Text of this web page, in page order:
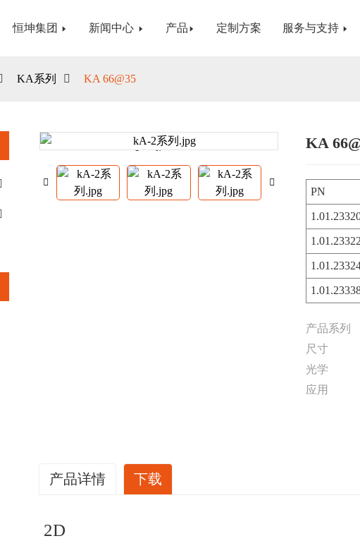
恒坤集团 新闻中心 产品 定制方案 服务与支持
KA系列 KA 66@35
Loading...
Loading...
KA
PN
产品系列
尺寸
光学
应用
产品详情 下载
2D